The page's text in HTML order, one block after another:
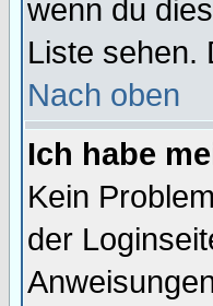
wenn du
Liste sehen.
Nach oben
Ich habe
Kein
der